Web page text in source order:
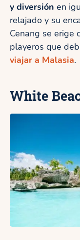
y diversión en
relajado y su
Cenang se erige
playeros que
viajar a Malasia.
White